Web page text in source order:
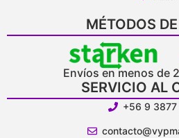
MÉTODOS
Envíos en menos de
SERVICIO AL
+56 9